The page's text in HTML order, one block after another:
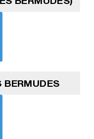
BERMUDES